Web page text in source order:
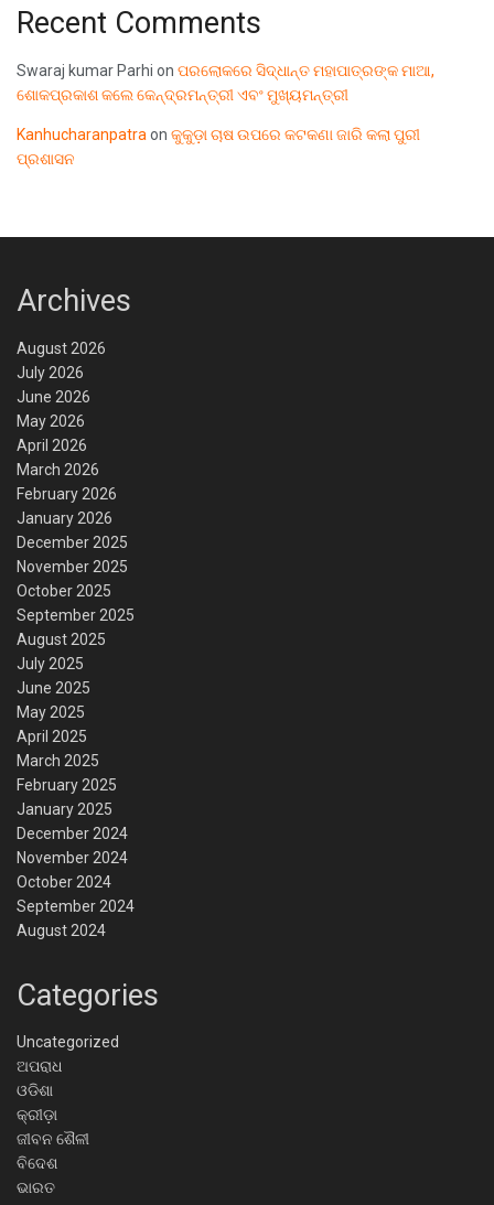
Recent Comments
Swaraj kumar Parhi on ପରଲୋକରେ ସିଦ୍ଧାନ୍ତ ମହାପାତ୍ରଙ୍କ ମାଆ,
ଶୋକପ୍ରକାଶ କଲେ କେନ୍ଦ୍ରମନ୍ତ୍ରୀ ଏବଂ ମୁଖ୍ୟମନ୍ତ୍ରୀ
Kanhucharanpatra on କୁକୁଡ଼ା ଚାଷ ଉପରେ କଟକଣା ଜାରି କଲା ପୁରୀ
ପ୍ରଶାସନ
Archives
August 2026
July 2026
June 2026
May 2026
April 2026
March 2026
February 2026
January 2026
December 2025
November 2025
October 2025
September 2025
August 2025
July 2025
June 2025
May 2025
April 2025
March 2025
February 2025
January 2025
December 2024
November 2024
October 2024
September 2024
August 2024
Categories
Uncategorized
ଅପରାଧ
ଓଡିଶା
କ୍ରୀଡ଼ା
ଜୀବନ ଶୈଳୀ
ବିଦେଶ
ଭାରତ